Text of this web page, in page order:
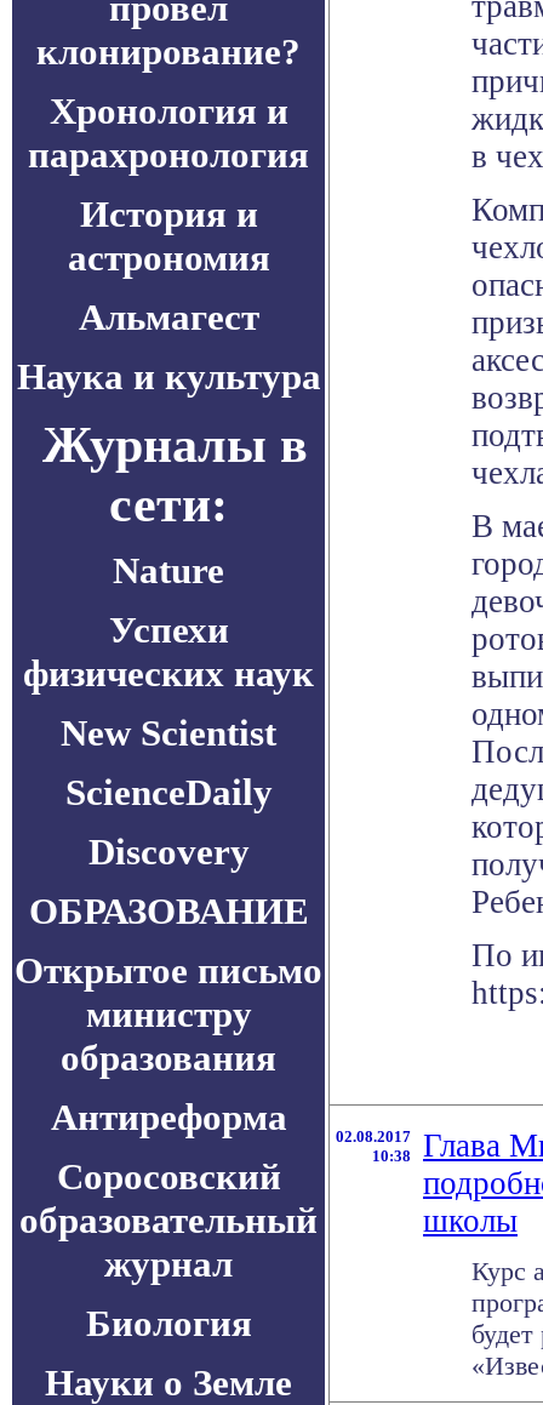
клонирование?
Хронология и
парахронология
История и
астрономия
Альмагест
Наука и культура
Журналы в
сети:
Nature
Успехи
физических наук
New Scientist
ScienceDaily
Discovery
ОБРАЗОВАНИЕ
Открытое письмо
министру
образования
Антиреформа
Соросовский
образовательный
журнал
Биология
Науки о Земле
в
В
По
02.08.2017
10:38
Глава
школы
Курс